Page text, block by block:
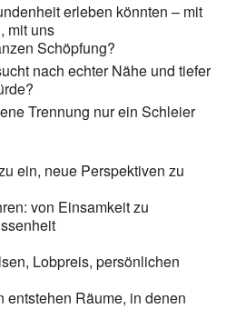
erleben könnten – mit
mit uns
Schöpfung?
nach echter Nähe und tiefer
Trennung nur ein Schleier
ein, neue Perspektiven zu
von Einsamkeit zu
Lobpreis, persönlichen
Räume, in denen